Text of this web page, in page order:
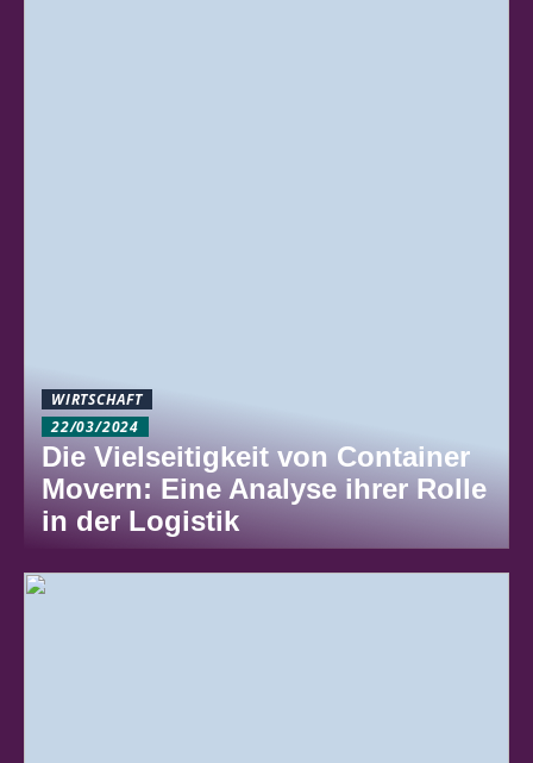
WIRTSCHAFT
22/03/2024
Die Vielseitigkeit von Container
Movern: Eine Analyse ihrer Rolle
in der Logistik